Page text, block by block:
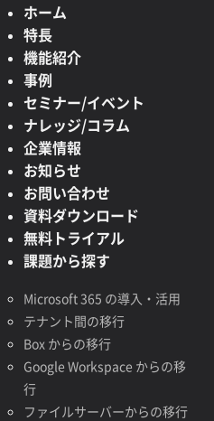
ホーム
特長
機能紹介
事例
セミナー/イベント
ナレッジ/コラム
企業情報
お知らせ
お問い合わせ
資料ダウンロード
無料トライアル
課題から探す
Microsoft 365 の導入・活用
テナント間の移行
Box からの移行
Google Workspace からの移
行
ファイルサーバーからの移行